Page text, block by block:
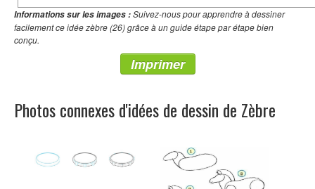
Informations sur les images :Suivez-nous pour apprendre à dessiner
facilement ce idée zèbre (26) grâce à un guide étape par étape bien
conçu.
Imprimer
Photos connexes d'idées de dessin de Zèbre